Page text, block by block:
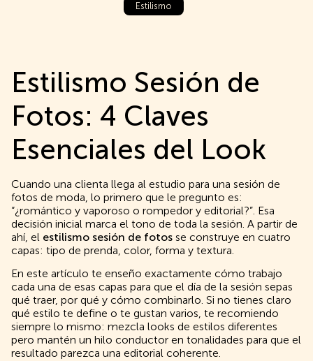
Estilismo
Estilismo Sesión de
Fotos: 4 Claves
Esenciales del Look
Cuando una clienta llega al estudio para una sesión de
fotos de moda, lo primero que le pregunto es:
“¿romántico y vaporoso o rompedor y editorial?”. Esa
decisión inicial marca el tono de toda la sesión. A partir de
ahí, el estilismo sesión de fotos se construye en cuatro
capas: tipo de prenda, color, forma y textura.
En este artículo te enseño exactamente cómo trabajo
cada una de esas capas para que el día de la sesión sepas
qué traer, por qué y cómo combinarlo. Si no tienes claro
qué estilo te define o te gustan varios, te recomiendo
siempre lo mismo: mezcla looks de estilos diferentes
pero mantén un hilo conductor en tonalidades para que el
resultado parezca una editorial coherente.